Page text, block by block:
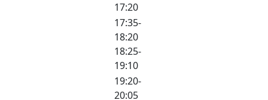
17:20
17:35-
18:20
18:25-
19:10
19:20-
20:05